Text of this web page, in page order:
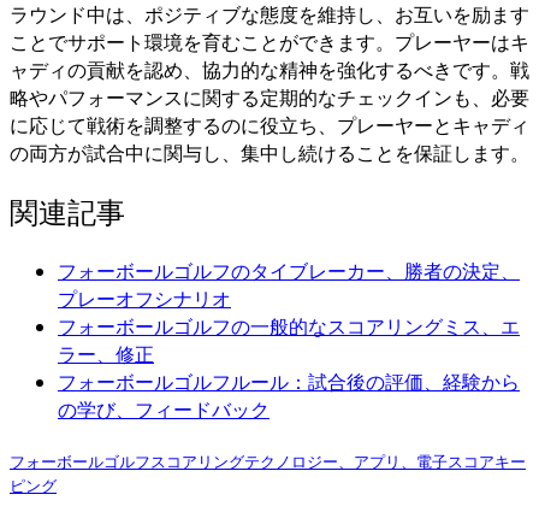
ラウンド中は、ポジティブな態度を維持し、お互いを励ます
ことでサポート環境を育むことができます。プレーヤーはキ
ャディの貢献を認め、協力的な精神を強化するべきです。戦
略やパフォーマンスに関する定期的なチェックインも、必要
に応じて戦術を調整するのに役立ち、プレーヤーとキャディ
の両方が試合中に関与し、集中し続けることを保証します。
関連記事
フォーボールゴルフのタイブレーカー、勝者の決定、
プレーオフシナリオ
フォーボールゴルフの一般的なスコアリングミス、エ
ラー、修正
フォーボールゴルフルール：試合後の評価、経験から
の学び、フィードバック
フォーボールゴルフスコアリングテクノロジー、アプリ、電子スコアキー
ピング